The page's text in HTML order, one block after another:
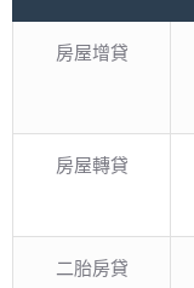
房屋增貸
房屋轉貸
二胎房貸